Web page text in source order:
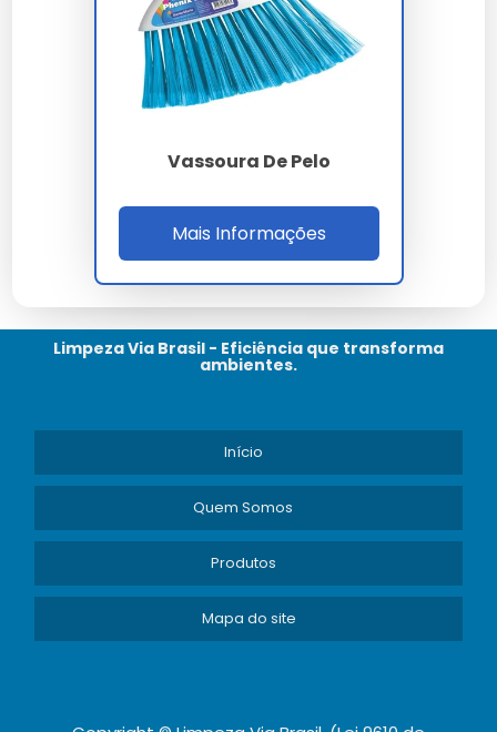
Comparação de Preços e Onde
Comprar
Livre para encontrar diversas opções.
Promoções e Ofertas
Aproveite promoções emVassoura Magnéticae
Vassoura de Piaçavapara comparar preços.
Vassoura De Pelo
Mais Informações
Limpeza Via Brasil - Eficiência que transforma
ambientes.
Início
Quem Somos
Produtos
Mapa do site